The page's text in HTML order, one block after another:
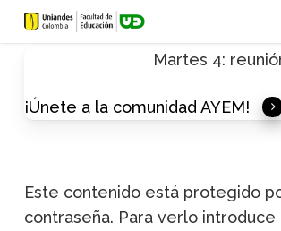
Skip
Martes 4:
¡Únete a la comunidad AYEM!
Este contenido está protegido
contraseña. Para verlo introduce